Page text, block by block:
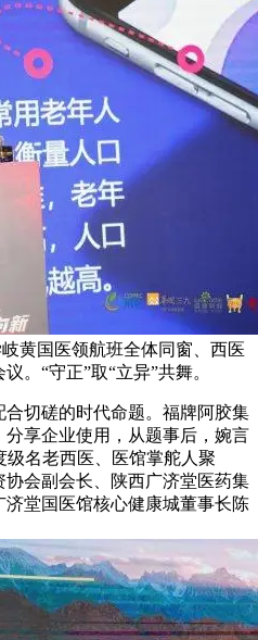
黄国医领航班全体同窗、西医
。“守正”取“立异”共舞。
切磋的时代命题。福牌阿胶集
享企业使用，从题事后，婉言
名老西医、医馆掌舵人聚
会副会长、陕西广济堂医药集
堂国医馆核心健康城董事长陈